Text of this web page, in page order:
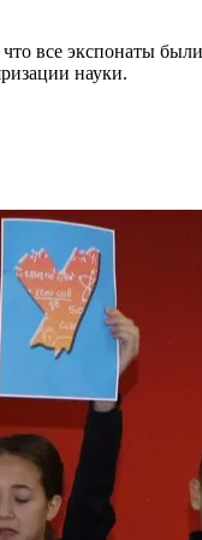
все экспонаты
науки.